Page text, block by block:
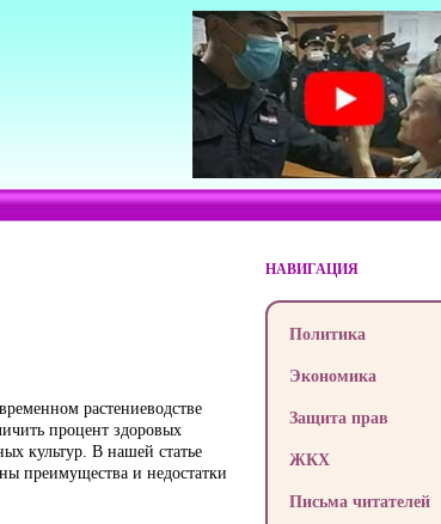
растениеводстве
процент здоровых
культур. В нашей статье
преимущества и недостатки
НАВИГАЦИЯ
Политика
Экономика
Защита прав
ЖКХ
Письма читателей